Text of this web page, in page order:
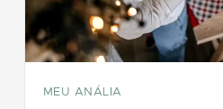
MEU ANÁLIA